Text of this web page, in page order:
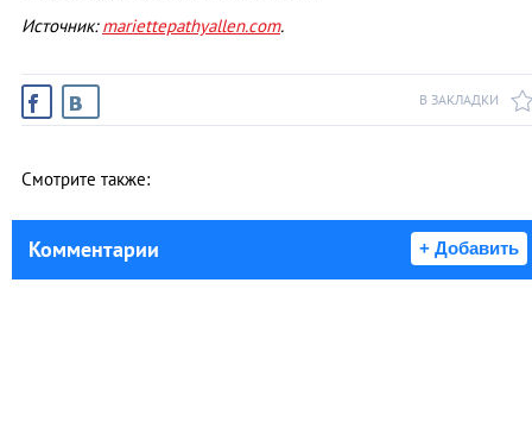
Источник:mariettepathyallen.com.
В ЗАКЛАДКИ
Смотрите также:
Комментарии + Добавить